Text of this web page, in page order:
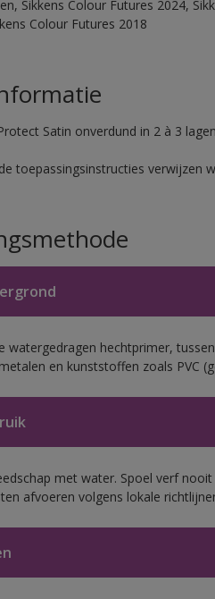
Sikkens Colour Futures 2024,
Colour Futures 2018
Satin onverdund in 2 à 3
toepassingsinstructies verwijzen
watergedragen hechtprimer,
en kunststoffen zoals PVC
met water. Spoel verf
afvoeren volgens lokale